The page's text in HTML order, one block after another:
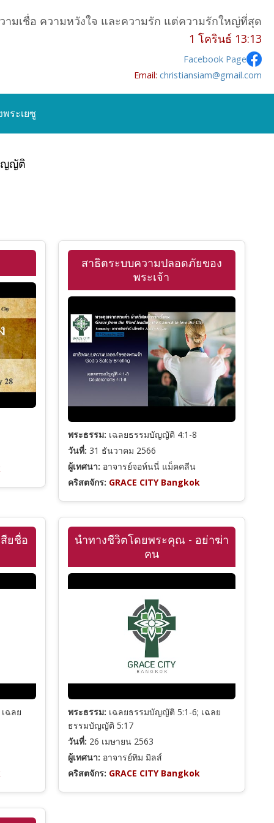
ามเชื่อ ความหวังใจ และความรัก แต่ความรักใหญ่ที่สุด
1 โครินธ์ 13:13
Facebook Page
Email: christiansiam@gmail.com
ระเยซู
ญญัติ
สาธิตระบบความปลอดภัยของ
พระเจ้า
พระธรรม: เฉลยธรรมบัญญัติ 4:1-8
วันที่: 31 ธันวาคม 2566
ผู้เทศนา: อาจารย์จอห์นนี่ แม็คคลีน
คริสตจักร: GRACE CITY Bangkok
ยชื่อ
ฉลย
นำทางชีวิตโดยพระคุณ - อย่าฆ่า
คน
พระธรรม: เฉลยธรรมบัญญัติ 5:1-6; เฉลย
ธรรมบัญญัติ 5:17
วันที่: 26 เมษายน 2563
ผู้เทศนา: อาจารย์ทิม มิลส์
คริสตจักร: GRACE CITY Bangkok